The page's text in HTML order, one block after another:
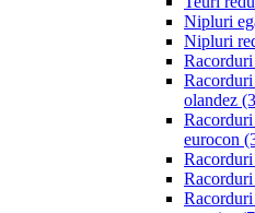
Nipluri
Nipluri
Racorduri
Racorduri
olandez
Racorduri
eurocon
Racorduri